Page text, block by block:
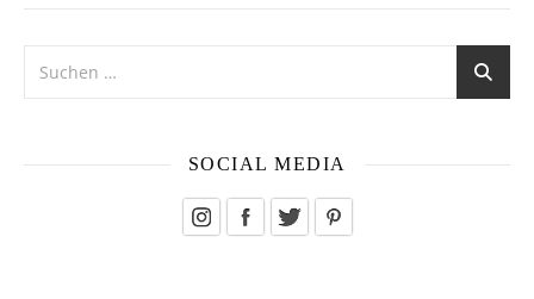
SOCIAL MEDIA